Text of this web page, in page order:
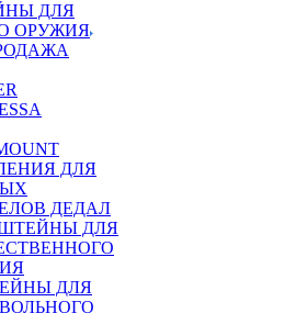
ДЛЯ
ОРУЖИЯ
ДЛЯ
ДЕДАЛ
ДЛЯ